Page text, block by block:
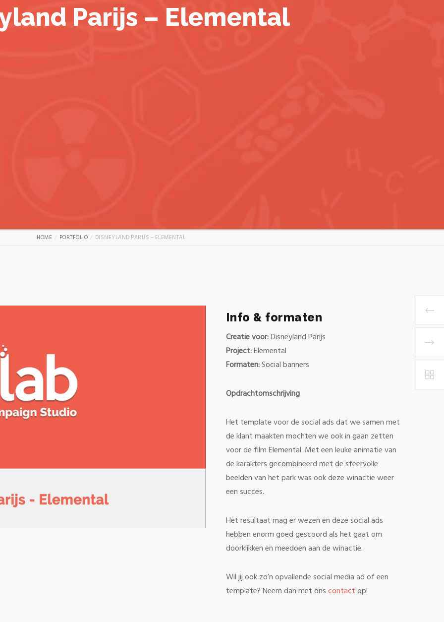
Parijs – Elemental
HOME PORTFOLIO DISNEYLAND PARIJS – ELEMENTAL
Info & formaten
Creatie voor:Disneyland Parijs
Project:Elemental
Formaten:Social banners
Opdrachtomschrijving
Het template voor de social ads dat we samen met
de klant maakten mochten we ook in gaan zetten
voor de film Elemental. Met een leuke animatie van
de karakters gecombineerd met de sfeervolle
beelden van het park was ook deze winactie weer
een succes.
Het resultaat mag er wezen en deze social ads
hebben enorm goed gescoord als het gaat om
doorklikken en meedoen aan de winactie.
Wil jij ook zo’n opvallende social media ad of een
template? Neem dan met onscontactop!